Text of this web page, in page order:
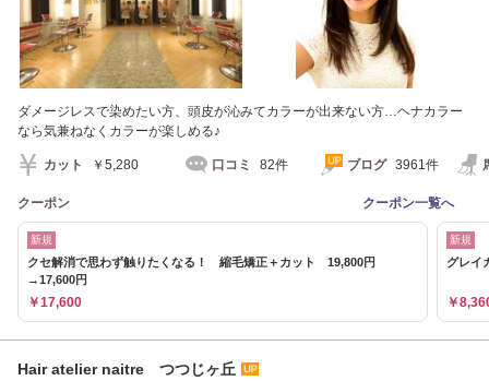
ダメージレスで染めたい方、頭皮が沁みてカラーが出来ない方…ヘナカラー
なら気兼ねなくカラーが楽しめる♪
カット ￥5,280 口コミ 82件 ブログ 3961件
クーポン クーポン一覧へ
新規
クセ解消で思わず触りたくなる！ 縮毛矯正＋カット 19,800円
→17,600円
￥17,600
新規
グレイ
￥
Hair atelier naitre つつじヶ丘